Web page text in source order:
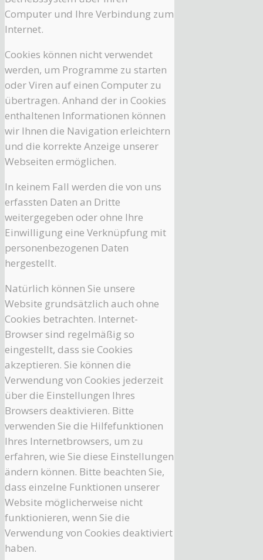
Computer und Ihre Verbindung zum
Internet.
Cookies können nicht verwendet
werden, um Programme zu starten
oder Viren auf einen Computer zu
übertragen. Anhand der in Cookies
enthaltenen Informationen können
wir Ihnen die Navigation erleichtern
und die korrekte Anzeige unserer
Webseiten ermöglichen.
In keinem Fall werden die von uns
erfassten Daten an Dritte
weitergegeben oder ohne Ihre
Einwilligung eine Verknüpfung mit
personenbezogenen Daten
hergestellt.
Natürlich können Sie unsere
Website grundsätzlich auch ohne
Cookies betrachten. Internet-
Browser sind regelmäßig so
eingestellt, dass sie Cookies
akzeptieren. Sie können die
Verwendung von Cookies jederzeit
über die Einstellungen Ihres
Browsers deaktivieren. Bitte
verwenden Sie die Hilfefunktionen
Ihres Internetbrowsers, um zu
erfahren, wie Sie diese Einstellungen
ändern können. Bitte beachten Sie,
dass einzelne Funktionen unserer
Website möglicherweise nicht
funktionieren, wenn Sie die
Verwendung von Cookies deaktiviert
haben.